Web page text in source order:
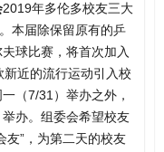
2019年多伦多校友三大
本届除保留原有的乒
球比赛，将首次加入
近的流行运动引入校
（7/31）举办之外，
办。组委会希望校友
友”，为第二天的校友